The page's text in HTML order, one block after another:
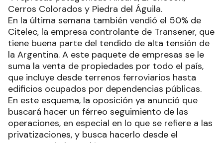
Cerros Colorados y Piedra del Águila.
En la última semana también vendió el 50% de
Citelec, la empresa controlante de Transener, que
tiene buena parte del tendido de alta tensión de
la Argentina. A este paquete de empresas se le
suma la venta de propiedades por todo el país,
que incluye desde terrenos ferroviarios hasta
edificios ocupados por dependencias públicas.
En este esquema, la oposición ya anunció que
buscará hacer un férreo seguimiento de las
operaciones, en especial en lo que se refiere a las
privatizaciones, y busca hacerlo desde el